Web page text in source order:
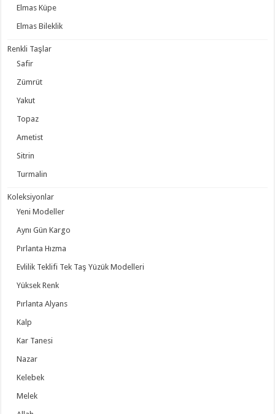
Elmas Küpe
Elmas Bileklik
Renkli Taşlar
Safir
Zümrüt
Yakut
Topaz
Ametist
Sitrin
Turmalin
Koleksiyonlar
Yeni Modeller
Aynı Gün Kargo
Pırlanta Hızma
Evlilik Teklifi Tek Taş Yüzük Modelleri
Yüksek Renk
Pırlanta Alyans
Kalp
Kar Tanesi
Nazar
Kelebek
Melek